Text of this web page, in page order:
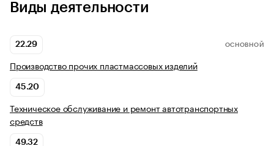
Виды деятельности
22.29 ОСНОВНОЙ
Производство прочих пластмассовых изделий
45.20
Техническое обслуживание и ремонт автотранспортных
средств
49.32